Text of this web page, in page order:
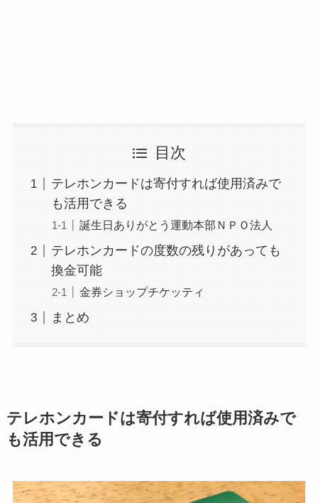
目次
テレホンカードは寄付すれば使用済みで
も活用できる
誕生日ありがとう運動本部ＮＰＯ法人
テレホンカードの度数の残りがあっても
換金可能
金券ショップチケッティ
まとめ
テレホンカードは寄付すれば使用済みで
も活用できる